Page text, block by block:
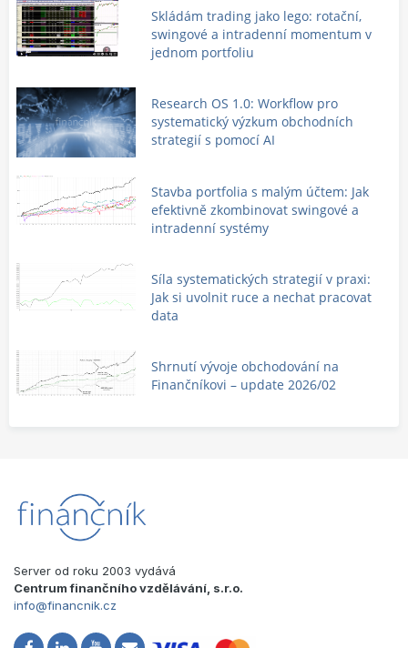
Skládám trading jako lego: rotační,
swingové a intradenní momentum v
jednom portfoliu
Research OS 1.0: Workflow pro
systematický výzkum obchodních
strategií s pomocí AI
Stavba portfolia s malým účtem: Jak
efektivně zkombinovat swingové a
intradenní systémy
Síla systematických strategií v praxi:
Jak si uvolnit ruce a nechat pracovat
data
Shrnutí vývoje obchodování na
Finančníkovi – update 2026/02
Server od roku 2003 vydává
Centrum finančního vzdělávání, s.r.o.
info@financnik.cz